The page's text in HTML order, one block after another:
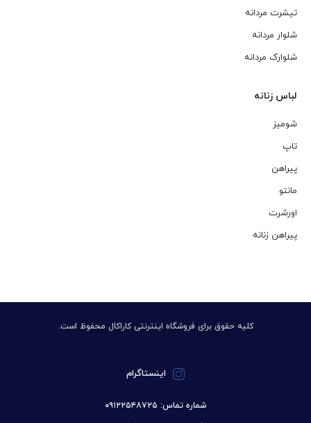
تیشرت مردانه
شلوار مردانه
شلوارک مردانه
لباس زنانه
شومیز
تاپ
پیراهن
مانتو
اورشرت
پیراهن زنانه
کلیه حقوق برای فروشگاه اینترنتی کاراکال محفوظ است.
اینستاگرام
شماره تماس: ۰۹۱۲۲۵۴۸۷۲۵